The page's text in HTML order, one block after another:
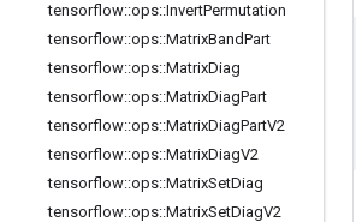
tensorflow::ops::InvertPermutation
tensorflow::ops::MatrixBandPart
tensorflow::ops::MatrixDiag
tensorflow::ops::MatrixDiagPart
tensorflow::ops::MatrixDiagPartV2
tensorflow::ops::MatrixDiagV2
tensorflow::ops::MatrixSetDiag
tensorflow::ops::MatrixSetDiagV2